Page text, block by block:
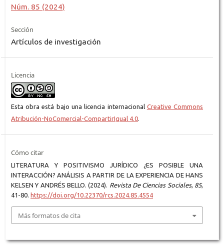
Núm. 85 (2024)
Sección
Artículos de investigación
Licencia
Esta obra está bajo una licencia internacional Creative Commons
Atribución-NoComercial-CompartirIgual 4.0.
Cómo citar
LITERATURA Y POSITIVISMO JURÍDICO ¿ES POSIBLE UNA
INTERACCIÓN? ANÁLISIS A PARTIR DE LA EXPERIENCIA DE HANS
KELSEN Y ANDRÉS BELLO. (2024). Revista De Ciencias Sociales, 85,
41-80. https://doi.org/10.22370/rcs.2024.85.4554
Más formatos de cita